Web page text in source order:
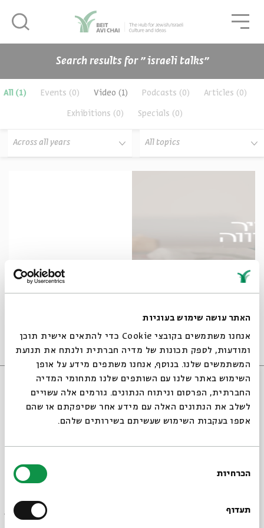
האתר עושה שימוש בעוגיות
אנחנו משתמשים בקובצי Cookie כדי להתאים אישית תוכן
ומודעות, לספק תכונות של מדיה חברתית ולנתח את תנועת
המשתמשים שלנו. בנוסף, אנחנו משתפים מידע על אופן
השימוש באתר שלנו עם השותפים שלנו מתחומי המדיה
החברתית, הפרסום וניתוח הנתונים. גורמים אלה עשויים
לשלב את הנתונים האלה עם מידע אחר שסיפקתם או שהם
אספו בעקבות השימוש שעשיתם בשירותים שלהם.
הסכמה
הכרחיות
תעדוף
Search results for ״ israeli talks״
תכנים
All (1) Events (0) Video (1) Podcasts (0) Articles (0)
Exhibitions (0) Specials (0)
Across all years All topics
Beit Avi Chai’s New Series of Inspirational Videos
Music Video Series 23 Episodes
Alon Eder: Menagev Lach Et Ha’dmaot
סגור
BEIT AVI CHAI’s programs!